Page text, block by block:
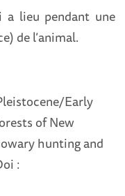
a lieu pendant une
de l’animal.
Early
of New
hunting and
: